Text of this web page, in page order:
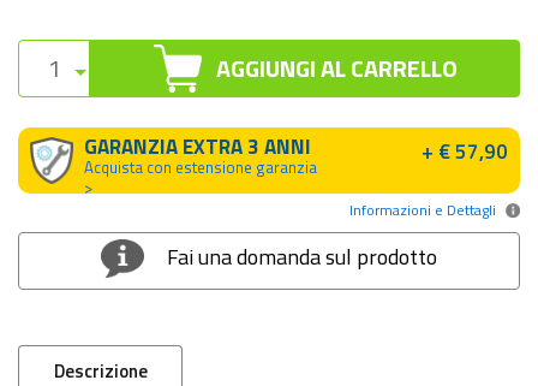
AGGIUNGI AL CARRELLO
GARANZIA EXTRA 3 ANNI
Acquista con estensione garanzia
>
+ € 57,90
Informazioni e Dettagli
Fai una domanda sul prodotto
Descrizione